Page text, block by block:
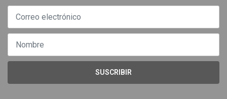
SUSCRIBIR